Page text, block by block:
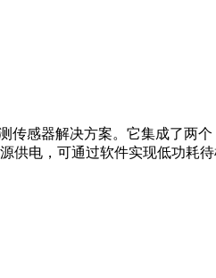
传感器解决方案。它集成了两
供电，可通过软件实现低功耗